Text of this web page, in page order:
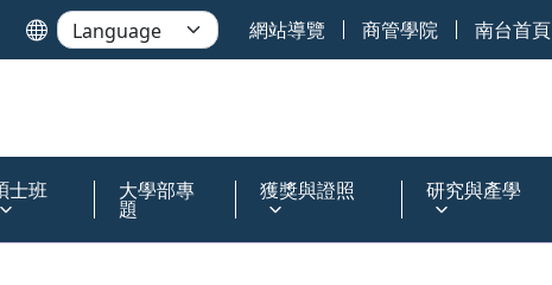
網站導覽 商管學院 南台首頁
士班 大學部專
題
獲獎與證照 研究與產學